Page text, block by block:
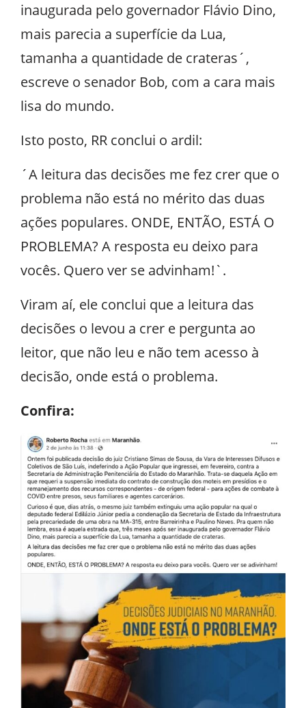
inaugurada pelo governador Flávio Dino,
mais parecia a superfície da Lua,
tamanha a quantidade de crateras´,
escreve o senador Bob, com a cara mais
lisa do mundo.
Isto posto, RR conclui o ardil:
´A leitura das decisões me fez crer que o
problema não está no mérito das duas
ações populares. ONDE, ENTÃO, ESTÁ O
PROBLEMA? A resposta eu deixo para
vocês. Quero ver se advinham!`.
Viram aí, ele conclui que a leitura das
decisões o levou a crer e pergunta ao
leitor, que não leu e não tem acesso à
decisão, onde está o problema.
Confira: